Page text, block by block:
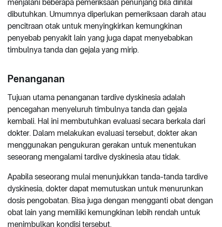
menjalani beberapa pemeriksaan penunjang bila dinilai
dibutuhkan. Umumnya diperlukan pemeriksaan darah atau
pencitraan otak untuk menyingkirkan kemungkinan
penyebab penyakit lain yang juga dapat menyebabkan
timbulnya tanda dan gejala yang mirip.
Penanganan
Tujuan utama penanganan tardive dyskinesia adalah
pencegahan menyeluruh timbulnya tanda dan gejala
kembali. Hal ini membutuhkan evaluasi secara berkala dari
dokter. Dalam melakukan evaluasi tersebut, dokter akan
menggunakan pengukuran gerakan untuk menentukan
seseorang mengalami tardive dyskinesia atau tidak.
Apabila seseorang mulai menunjukkan tanda-tanda tardive
dyskinesia, dokter dapat memutuskan untuk menurunkan
dosis pengobatan. Bisa juga dengan mengganti obat dengan
obat lain yang memiliki kemungkinan lebih rendah untuk
menimbulkan kondisi tersebut.